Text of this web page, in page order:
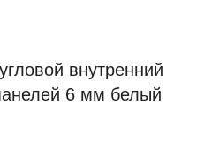
внутренний
6 мм белый